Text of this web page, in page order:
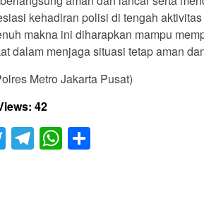
kehadiran polisi di tengah
makna ini diharapkan mampu
dalam menjaga situasi tetap aman
Metro Jakarta Pusat)
42
TwitterTelegram
WhatsApp